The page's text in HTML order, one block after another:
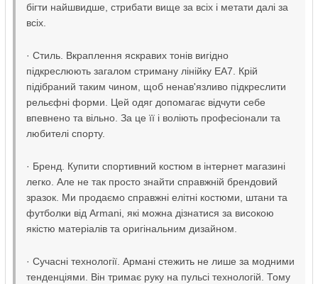
бігти найшвидше, стрибати вище за всіх і метати далі за
всіх.
· Стиль. Вкраплення яскравих тонів вигідно
підкреслюють загалом стриману лінійку ЕА7. Крій
підібраний таким чином, щоб ненав'язливо підкреслити
рельєфні форми. Цей одяг допомагає відчути себе
впевнено та вільно. За це її і воліють професіонали та
любителі спорту.
· Бренд. Купити спортивний костюм в інтернет магазині
легко. Але не так просто знайти справжній брендовий
зразок. Ми продаємо справжні елітні костюми, штани та
футболки від Armani, які можна дізнатися за високою
якістю матеріалів та оригінальним дизайном.
· Сучасні технології. Армані стежить не лише за модними
тенденціями. Він тримає руку на пульсі технологій. Тому